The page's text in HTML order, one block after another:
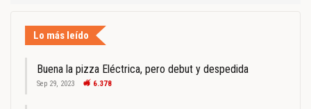
Lo más leído
Buena la pizza Eléctrica, pero debut y despedida
Sep 29, 2023 6.378